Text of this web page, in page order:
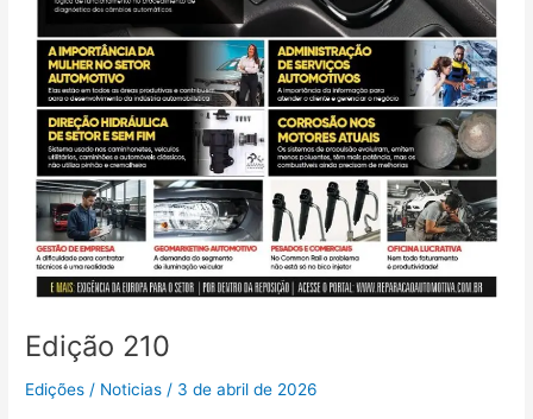
Edição 210
Edições / Noticias / 3 de abril de 2026